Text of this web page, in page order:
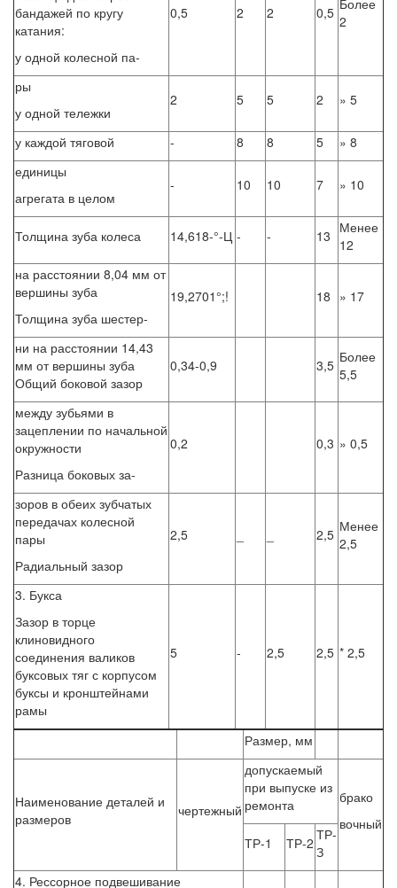
бандажей по кругу
катания:
у одной колесной па-
0,5 2 2 0,5 Более
2
ры
у одной тележки
2 5 5 2 » 5
у каждой тяговой - 8 8 5
» 8
единицы
агрегата в целом
- 10 10 7 » 10
Толщина зуба колеса 14,618-°-Ц - - 13 Менее
12
на расстоянии 8,04 мм от
вершины зуба
Толщина зуба шестер-
19,2701°;! 18 » 17
ни на расстоянии 14,43
мм от вершины зуба
Общий боковой зазор
0,34-0,9 3,5 Более
5,5
между зубьями в
зацеплении по начальной
окружности
Разница боковых за-
0,2 0,3 » 0,5
зоров в обеих зубчатых
передачах колесной
пары
Радиальный зазор
2,5 2,5 Менее
2,5
3. Букса
Зазор в торце
клиновидного
соединения валиков
буксовых тяг с корпусом
буксы и кронштейнами
рамы
5 - 2,5 2,5 * 2,5
Размер, мм
Наименование деталей и
размеров
чертежный
допускаемый
при выпуске из
ремонта
брако
вочный
ТР-1
ТР-2 ТР-
З
4. Рессорное подвешивание